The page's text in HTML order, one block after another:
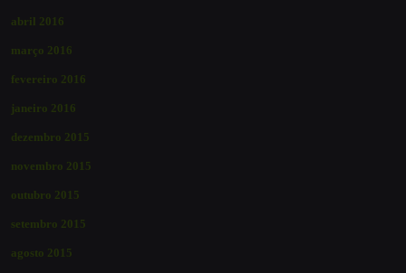
abril 2016
março 2016
fevereiro 2016
janeiro 2016
dezembro 2015
novembro 2015
outubro 2015
setembro 2015
agosto 2015